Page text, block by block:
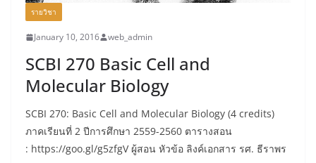
รายวิชา
January 10, 2016 web_admin
SCBI 270 Basic Cell and
Molecular Biology
SCBI 270: Basic Cell and Molecular Biology (4 credits)
ภาคเรียนที่ 2 ปีการศึกษา 2559-2560 ตารางสอน
: https://goo.gl/g5zfgV ผู้สอน หัวข้อ ลิงค์เอกสาร รศ. ธีราพร